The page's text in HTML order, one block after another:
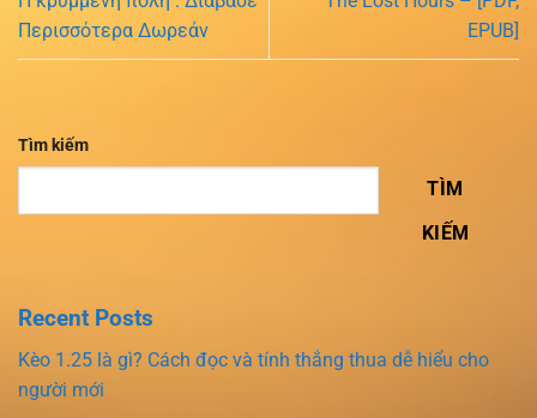
Περισσότερα Δωρεάν
EPUB]
Tìm kiếm
TÌM
KIẾM
Recent Posts
Kèo 1.25 là gì? Cách đọc và tính thắng thua dễ hiểu cho
người mới